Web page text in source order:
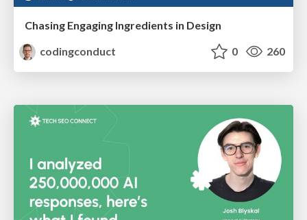
Chasing Engaging Ingredients in Design
codingconduct
0 260